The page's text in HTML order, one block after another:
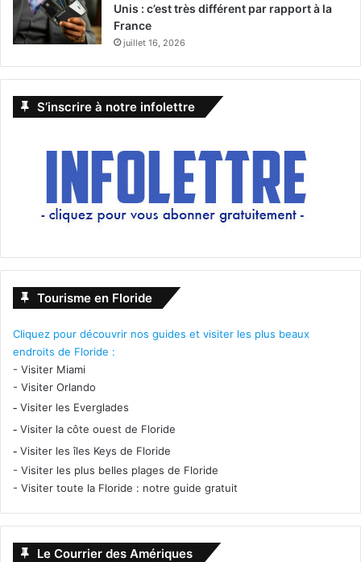
Unis : c’est très différent par rapport à la
France
juillet 16, 2026
S’inscrire à notre infolettre
Tourisme en Floride
Cliquez pour découvrir nos guides et visiter les plus beaux
endroits de Floride :
- Visiter Miami
- Visiter Orlando
- Visiter les Everglades
- Visiter la côte ouest de Floride
- Visiter les îles Keys de Floride
- Visiter les plus belles plages de Floride
- Visiter toute la Floride : notre guide gratuit
Le Courrier des Amériques